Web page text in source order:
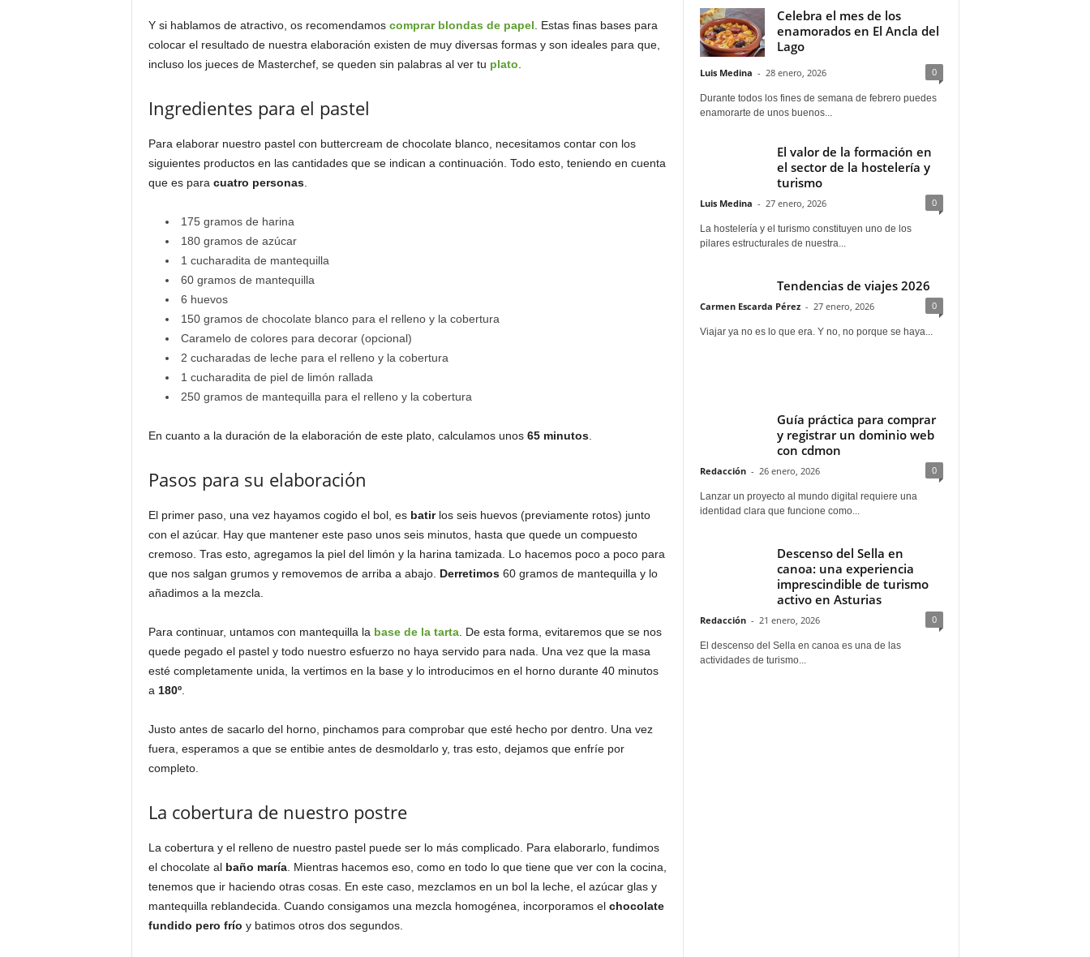
Y si hablamos de atractivo, os recomendamos comprar blondas de papel . Estas finas bases para
colocar el resultado de nuestra elaboración existen de muy diversas formas y son ideales para que,
incluso los jueces de Masterchef, se queden sin palabras al ver tu plato
Ingredientes para el pastel
Para elaborar nuestro pastel con buttercream de chocolate blanco, necesitamos contar con los
siguientes productos en las cantidades que se indican a continuación. Todo esto, teniendo en cuenta
que es para cuatro personas.
175 gramos de harina
180 gramos de azúcar
1 cucharadita de mantequilla
60 gramos de mantequilla
6 huevos
150 gramos de chocolate blanco para el relleno y la cobertura
Caramelo de colores para decorar (opcional)
2 cucharadas de leche para el relleno y la cobertura
1 cucharadita de piel de limón rallada
250 gramos de mantequilla para el relleno y la cobertura
En cuanto a la duración de la elaboración de este plato, calculamos unos 65 minutos.
Pasos para su elaboración
El primer paso, una vez hayamos cogido el bol, es batirlos seis huevos (previamente rotos) junto
con el azúcar. Hay que mantener este paso unos seis minutos, hasta que quede un compuesto
cremoso. Tras esto, agregamos la piel del limón y la harina tamizada. Lo hacemos poco a poco para
que nos salgan grumos y removemos de arriba a abajo. Derretimos60 gramos de mantequilla y lo
añadimos a la mezcla.
Para continuar, untamos con mantequilla la base de la tarta. De esta forma, evitaremos que se nos
quede pegado el pastel y todo nuestro esfuerzo no haya servido para nada. Una vez que la masa
esté completamente unida, la vertimos en la base y lo introducimos en el horno durante 40 minutos
a 180º.
Justo antes de sacarlo del horno, pinchamos para comprobar que esté hecho por dentro. Una vez
fuera, esperamos a que se entibie antes de desmoldarlo y, tras esto, dejamos que enfríe por
completo.
La cobertura de nuestro postre
La cobertura y el relleno de nuestro pastel puede ser lo más complicado. Para elaborarlo, fundimos
el chocolate al baño maría. Mientras hacemos eso, como en todo lo que tiene que ver con la cocina,
tenemos que ir haciendo otras cosas. En este caso, mezclamos en un bol la leche, el azúcar glas y
mantequilla reblandecida. Cuando consigamos una mezcla homogénea, incorporamos el chocolate
fundido pero frío y batimos otros dos segundos.
Celebra el mes de los
enamorados en El Ancla del
Lago
Luis Medina - 28 enero, 2026 0
Durante todos los fines de semana de febrero puedes
enamorarte de unos buenos...
El valor de la formación en
el sector de la hostelería y
turismo
Luis Medina - 27 enero, 2026 0
La hostelería y el turismo constituyen uno de los
pilares estructurales de nuestra...
Tendencias de viajes 2026
Carmen Escarda Pérez - 27 enero, 2026 0
Viajar ya no es lo que era. Y no, no porque se haya...
Guía práctica para comprar
y registrar un dominio web
con cdmon
Redacción - 26 enero, 2026 0
Lanzar un proyecto al mundo digital requiere una
identidad clara que funcione como...
Descenso del Sella en
canoa: una experiencia
imprescindible de turismo
activo en Asturias
Redacción - 21 enero, 2026 0
El descenso del Sella en canoa es una de las
actividades de turismo...